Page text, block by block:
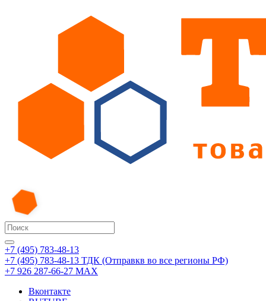
+7 (495) 783-48-13
+7 (495) 783-48-13 ТДК (Отправкв во все регионы РФ)
+7 926 287-66-27 МАХ
Вконтакте